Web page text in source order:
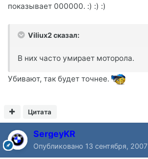
показывает 000000. :) :) :)
Viliux2 сказал:
В них часто умирает моторола.
Убивают, так будет точнее.
Цитата
SergeyKR
Опубликовано 13 сентября, 2007